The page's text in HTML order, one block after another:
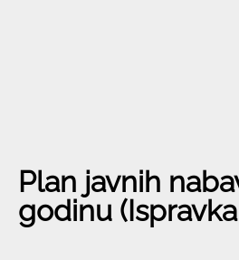
Plan javnih
godinu (Ispravka